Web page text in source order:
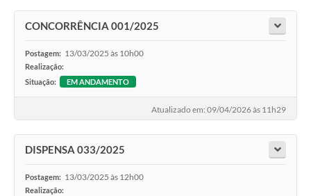
CONCORRÊNCIA 001/2025
Postagem: 13/03/2025 às 10h00
Realização:
Situação:
EM ANDAMENTO
Atualizado em: 09/04/2026 às 11h29
DISPENSA 033/2025
Postagem: 13/03/2025 às 12h00
Realização: